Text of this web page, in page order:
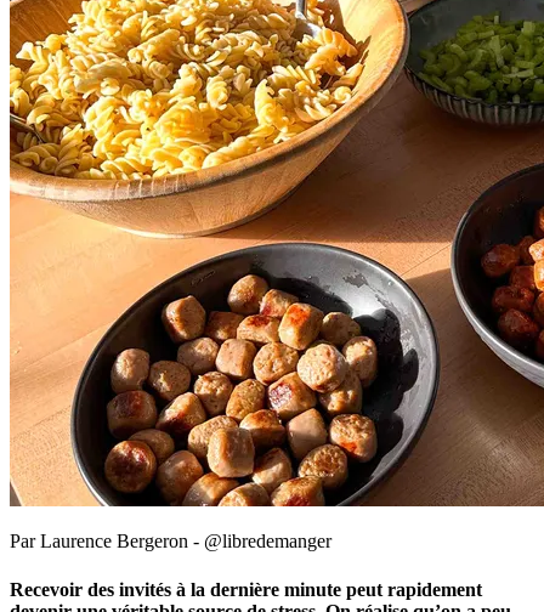
Par Laurence Bergeron - @libredemanger
Recevoir des invités à la dernière minute peut rapidement